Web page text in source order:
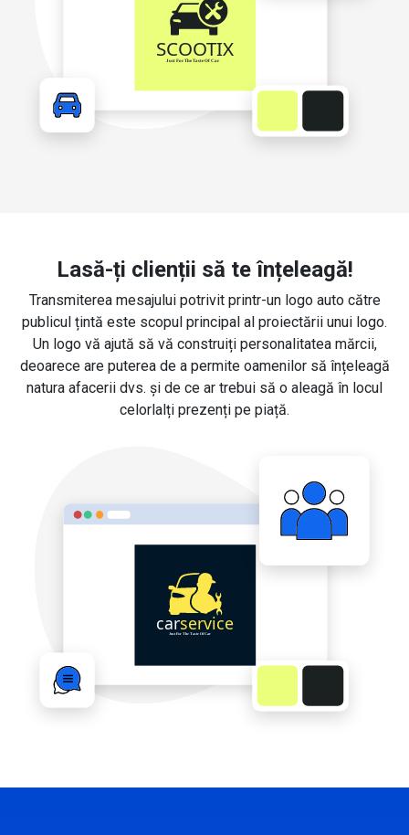
Lasă-ți clienții să te înțeleagă!
Transmiterea mesajului potrivit printr-un logo auto către
publicul țintă este scopul principal al proiectării unui logo.
Un logo vă ajută să vă construiți personalitatea mărcii,
deoarece are puterea de a permite oamenilor să înțeleagă
natura afacerii dvs. și de ce ar trebui să o aleagă în locul
celorlalți prezenți pe piață.